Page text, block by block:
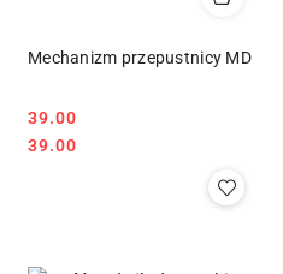
Mechanizm przepustnicy MD
Cena:
39.00
Cena:
39.00